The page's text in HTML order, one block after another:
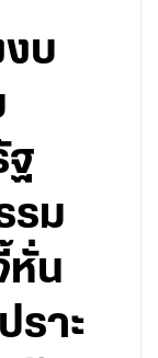
บ
รม
หั่น
ราะ